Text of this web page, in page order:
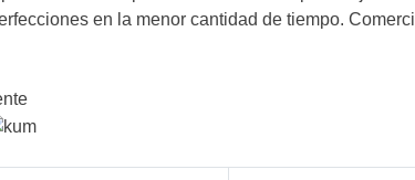
en la menor cantidad de tiempo.